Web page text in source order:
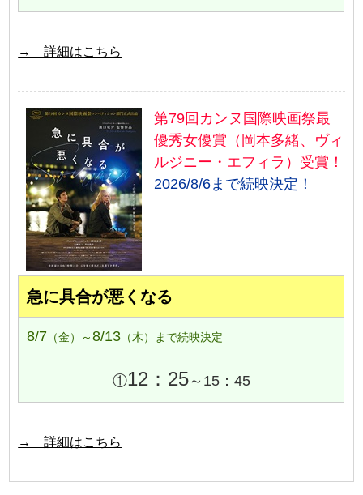
→ 詳細はこちら
第79回カンヌ国際映画祭最
優秀女優賞（岡本多緒、ヴィ
ルジニー・エフィラ）受賞！
2026/8/6まで続映決定！
急に具合が悪くなる
8/7 （金）～8/13 （木）まで続映決定
①12：25～15：45
→ 詳細はこちら